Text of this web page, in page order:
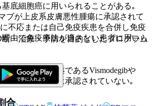
・治療・予防を目的としたプログラム
底細胞癌に用いられることがある｡
ブが上皮系皮膚悪性腫瘍に承認されて
不応または自己免疫疾患を合併し免疫
由で免疫療法が適さない患者に用いら
ッグ経路阻害薬であるVismodegibや
るが､ わが国では承認されていない｡
合